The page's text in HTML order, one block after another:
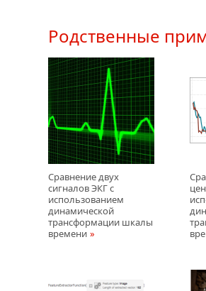
Родственные
Сравнение двух
сигналов ЭКГ с
использованием
динамической
трансформации шкалы
времени